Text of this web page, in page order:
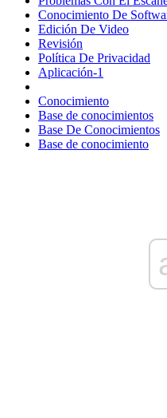
Conocimiento De
Edición De Video
Revisión
Política De Privacidad
Aplicación-1
Conocimiento
Base de conocimientos
Base De Conocimientos
Base de conocimiento